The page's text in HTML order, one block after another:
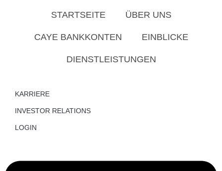
STARTSEITE ÜBER UNS
CAYE BANKKONTEN EINBLICKE
DIENSTLEISTUNGEN
KARRIERE
INVESTOR RELATIONS
LOGIN